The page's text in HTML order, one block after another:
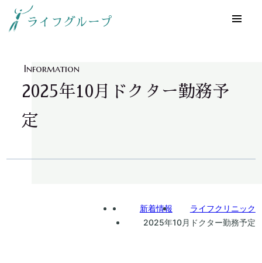
ライフグループ
Information
2025年10月ドクター勤務予
定
Home新着情報
ライフクリニック
2025年10月ドクター勤務予定